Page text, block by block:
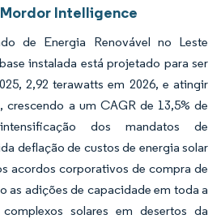
Intelligence
de Energia Renovável no Leste
instalada está projetado para ser
2,92 terawatts em 2026, e atingir
crescendo a um CAGR de 13,5% de
dos mandatos de
deflação de custos de energia solar
acordos corporativos de compra de
as adições de capacidade em toda a
solares em desertos da